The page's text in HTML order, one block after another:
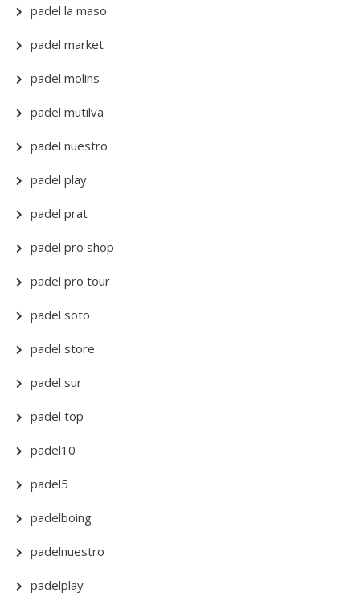
padel la maso
padel market
padel molins
padel mutilva
padel nuestro
padel play
padel prat
padel pro shop
padel pro tour
padel soto
padel store
padel sur
padel top
padel10
padel5
padelboing
padelnuestro
padelplay